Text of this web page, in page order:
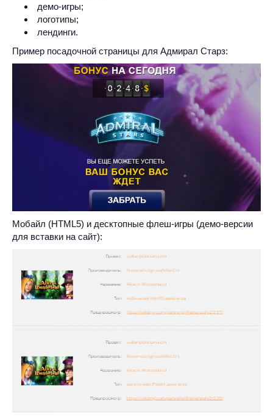
демо-игры;
логотипы;
лендинги.
Пример посадочной страницы для Адмирал Старз:
Мобайл (HTML5) и десктопные флеш-игры (демо-версии
для вставки на сайт):